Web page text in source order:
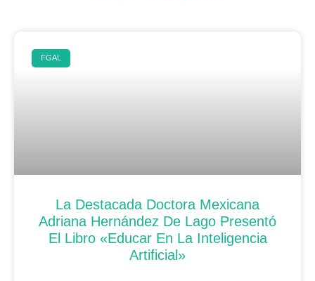
FGAL
La Destacada Doctora Mexicana
Adriana Hernández De Lago Presentó
El Libro «Educar En La Inteligencia
Artificial»